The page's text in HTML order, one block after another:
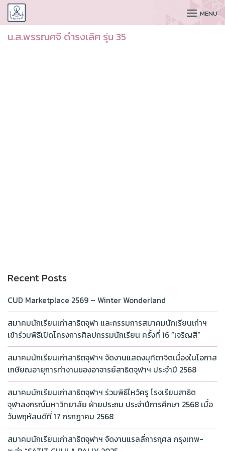
CUDAA MENU
น.ส.พรรณศจี ดำรงเลิศ รุ่น 35
Recent Posts
CUD Marketplace 2569 – Winter Wonderland
สมาคมนักเรียนเก่าสาธิตจุฬา และกรรมการสมาคมนักเรียนเก่าฯ
เข้าร่วมพิธีเปิดโครงการศิลปกรรมนักเรียน ครั้งที่ 16 “เจริญสี”
สมาคมนักเรียนเก่าสาธิตจุฬาฯ จัดงานแสดงมุทิตาจิตเนื่องในโอกาส
เกษียณอายุการทำงานของอาจารย์สาธิตจุฬาฯ ประจำปี 2568
สมาคมนักเรียนเก่าสาธิตจุฬาฯ ร่วมพิธีไหว้ครู โรงเรียนสาธิต
จุฬาลงกรณ์มหาวิทยาลัย ฝ่ายประถม ประจำปีการศึกษา 2568 เมื่อ
วันพฤหัสบดีที่ 17 กรกฎาคม 2568
สมาคมนักเรียนเก่าสาธิตจุฬาฯ จัดงานแรลลี่การกุศล กรุงเทพ-